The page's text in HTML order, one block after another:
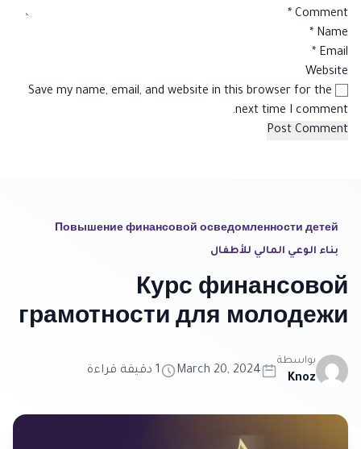
Comment
*
Name
*
Email
*
Website
Save my name, email, and website in this browser for the
next time I comment.
Повышение финансовой осведомленности детей
بناء الوعي المالي للأطفال
Курс финансовой
грамотности для молодежи
بواسطة
Knoz
March 20, 2024 1 دقيقة قراءة